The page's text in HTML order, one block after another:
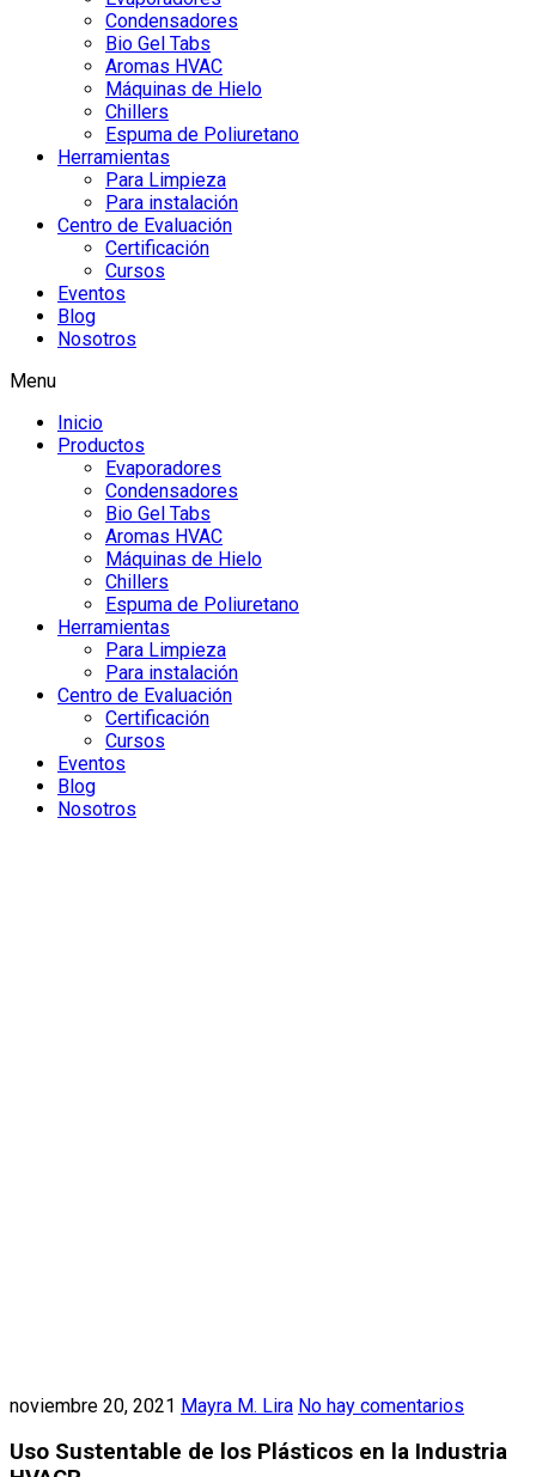
Condensadores
Bio Gel Tabs
Aromas HVAC
Máquinas de Hielo
Chillers
Espuma de Poliuretano
Herramientas
Para Limpieza
Para instalación
Centro de Evaluación
Certificación
Cursos
Eventos
Blog
Nosotros
Menu
Inicio
Productos
Evaporadores
Condensadores
Bio Gel Tabs
Aromas HVAC
Máquinas de Hielo
Chillers
Espuma de Poliuretano
Herramientas
Para Limpieza
Para instalación
Centro de Evaluación
Certificación
Cursos
Eventos
Blog
Nosotros
noviembre 20, 2021 Mayra M. Lira No hay comentarios
Uso Sustentable de los Plásticos en la Industria